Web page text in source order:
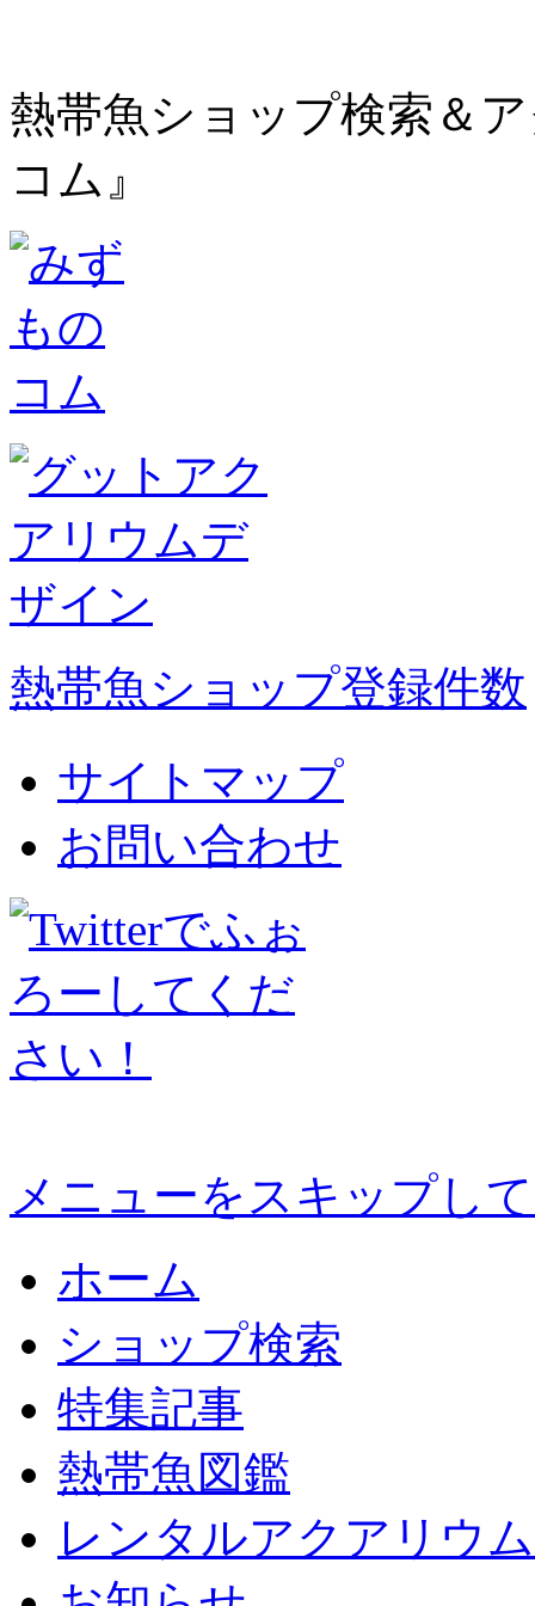
熱帯魚ショップ検索＆
コム』
熱帯魚ショップ登録件数
サイトマップ
お問い合わせ
メニューをスキップし
ホーム
ショップ検索
特集記事
熱帯魚図鑑
レンタルアクアリウム